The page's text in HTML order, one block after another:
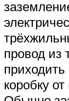
провод из
коробку